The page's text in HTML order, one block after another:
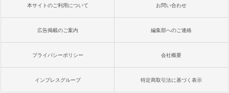
本サイトのご利用について お問い合わせ
広告掲載のご案内 編集部へのご連絡
プライバシーポリシー 会社概要
インプレスグループ 特定商取引法に基づく表示